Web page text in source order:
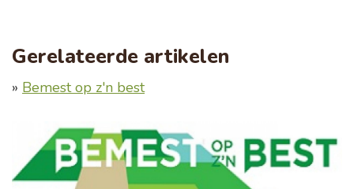
Gerelateerde artikelen
» Bemest op z'n best